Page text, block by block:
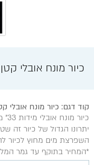
כיור מונח אובלי קטן
קוד דגם: כיור מונח אובלי
יתרונו הגדול של כיור זה
השפרצת מים מחוץ לכיור
*המחיר בתוקף עד גמר